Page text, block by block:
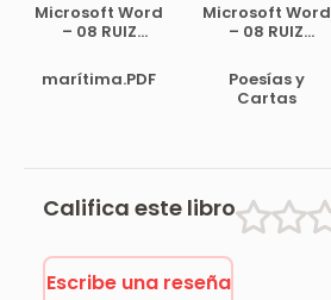
Microsoft Word
– 08 RUIZ
Microsoft Word
– 08 RUIZ
marítima.PDF
Poesías y
Cartas
Califica este libro
Escribe una reseña